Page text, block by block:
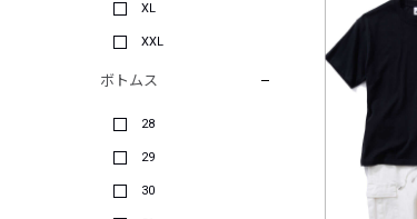
XL
XXL
ボトムス
28
29
30